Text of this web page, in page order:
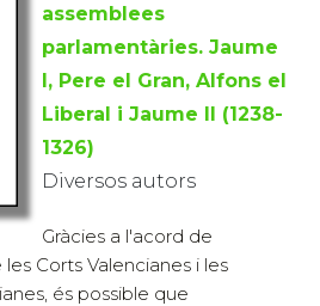
assemblees
parlamentàries. Jaume
I, Pere el Gran, Alfons el
Liberal i Jaume II (1238-
1326)
Diversos autors
Gràcies a l'acord de
Corts Valencianes i les
és possible que